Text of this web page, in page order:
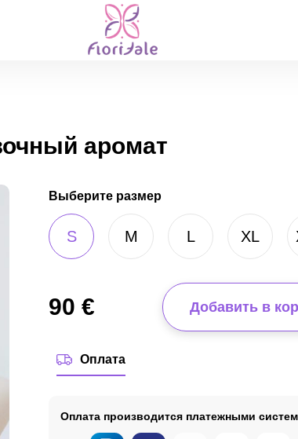
аромат
Выберите размер
S M L XL
90 € Добавить в
Оплата
Оплата производится платежными